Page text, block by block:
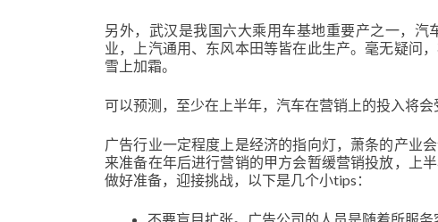
另外，武汉是我国六大乘用车基地重要产之一，
业，上汽通用、东风本田等皆在此生产。毫无疑问
雪上加霜。
可以预测，至少在上半年，汽车在营销上的投入将会
广告行业一定程度上是经济的指向灯，萧条的产业
来准备在年后进行营销的甲方会暂缓营销投放，上
做好准备，迎接挑战，以下是几个小tips：